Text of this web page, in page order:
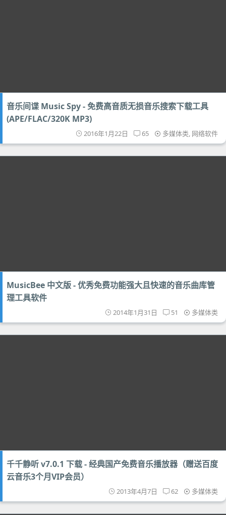
音乐间谍 Music Spy - 免费高音质无损音乐搜索下载工具
(APE/FLAC/320K MP3)
2016年1月22日 65 多媒体类, 网络软件
MusicBee 中文版 - 优秀免费功能强大且快速的音乐曲库管
理工具软件
2014年1月31日 51 多媒体类
千千静听 v7.0.1 下载 - 经典国产免费音乐播放器（赠送百度
云音乐3个月VIP会员）
2013年4月7日 62 多媒体类